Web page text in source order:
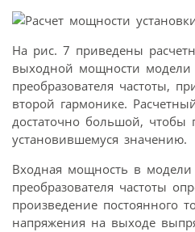
На рис. 7 приведены
выходной мощности модели
преобразователя частоты,
второй гармонике.
достаточно большой, чтобы
установившемуся значению.
Входная мощность в модели
преобразователя частоты
произведение постоянного
напряжения на выходе